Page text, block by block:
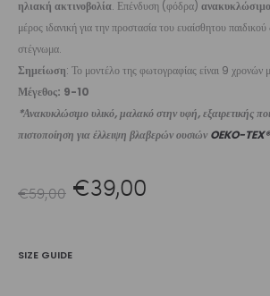
ηλιακή ακτινοβολία. Επένδυση (φόδρα)
μέρος ιδανική για την προστασία του ευαίσθητου
στέγνωμα.
Σημείωση: Το μοντέλο της φωτογραφίας είναι 9 χρονών
Μέγεθος: 9-10
*Ανακυκλώσιμο υλικό, μαλακό στην υφή, εξαιρετικής
πιστοποίηση για έλλειψη βλαβερών ουσιών OEKO-
€59,00 Original
€39,00
SIZE GUIDE